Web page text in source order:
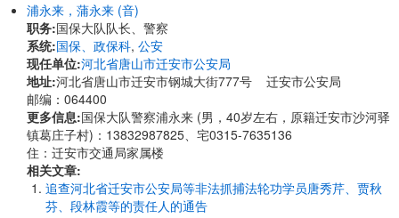
浦永来，蒲永来 (音)
职务:国保大队队长、警察
系统:国保、政保科, 公安
现任单位:河北省唐山市迁安市公安局
地址:河北省唐山市迁安市钢城大街777号 迁安市公安局
邮编：064400
更多信息:国保大队警察浦永来 (男，40岁左右，原籍迁安市沙河驿
镇葛庄子村)：13832987825、宅0315-7635136
住：迁安市交通局家属楼
相关文章:
追查河北省迁安市公安局等非法抓捕法轮功学员唐秀芹、贾秋
芬、段林霞等的责任人的通告